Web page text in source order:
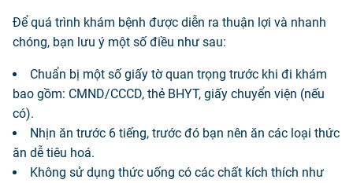
Để quá trình khám bệnh được diễn ra thuận lợi và nhanh
chóng, bạn lưu ý một số điều như sau:
Chuẩn bị một số giấy tờ quan trọng trước khi đi khám
bao gồm: CMND/CCCD, thẻ BHYT, giấy chuyển viện (nếu
có).
Nhịn ăn trước 6 tiếng, trước đó bạn nên ăn các loại thức
ăn dễ tiêu hoá.
Không sử dụng thức uống có các chất kích thích như